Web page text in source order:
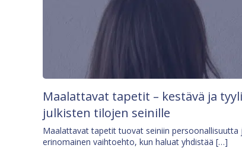
Maalattavat tapetit – kestävä ja
julkisten tilojen seinille
Maalattavat tapetit tuovat seiniin
erinomainen vaihtoehto, kun haluat yhdistää […]